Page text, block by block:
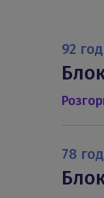
92
Тема
78